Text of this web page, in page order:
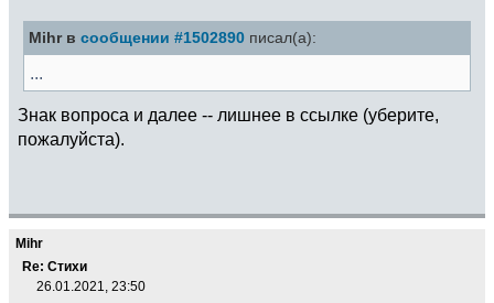
Mihr в сообщении #1502890 писал(а):
...
Знак вопроса и далее -- лишнее в ссылке (уберите,
пожалуйста).
Mihr
Re: Стихи
26.01.2021, 23:50